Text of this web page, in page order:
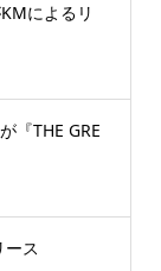
によるリ
『THE GRE
ース